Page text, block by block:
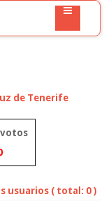
de Tenerife
usuarios ( total: 0 )